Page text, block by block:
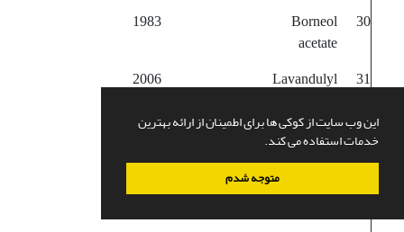
این وب سایت از کوکی ها برای اطمینان از ارائه بهترین
خدمات استفاده می کند.
متوجه شدم
30
Borneol
acetate
1983
31
Lavandulyl
2006
32
Copaene
2240
β-Bourbonene